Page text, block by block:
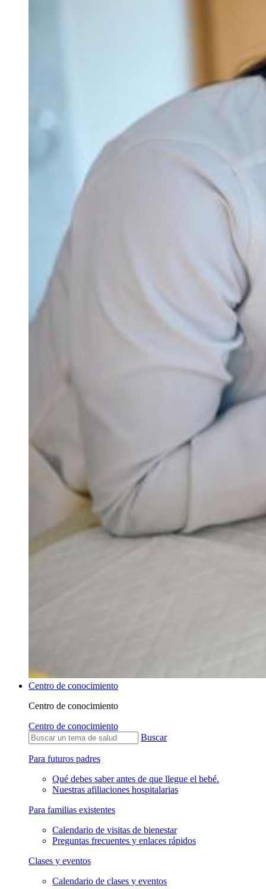
Centro de conocimiento
Centro de conocimiento
Centro de conocimiento
Buscar
Para futuros padres
Qué debes saber antes de que llegue el bebé.
Nuestras afiliaciones hospitalarias
Para familias existentes
Calendario de visitas de bienestar
Preguntas frecuentes y enlaces rápidos
Clases y eventos
Calendario de clases y eventos